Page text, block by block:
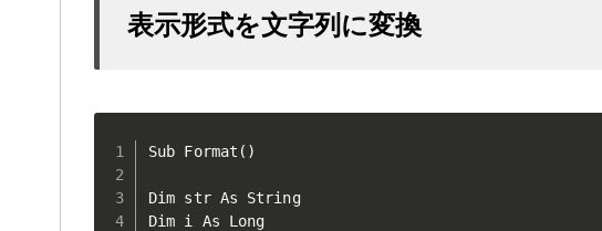
表示形式を文字列に変換
Sub Format()
Dim str As String
Dim i As Long